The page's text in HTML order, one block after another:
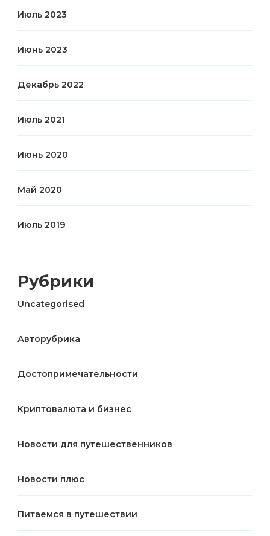
Июль 2023
Июнь 2023
Декабрь 2022
Июль 2021
Июнь 2020
Май 2020
Июль 2019
Рубрики
Uncategorised
Авторубрика
Достопримечательности
Криптовалюта и бизнес
Новости для путешественников
Новости плюс
Питаемся в путешествии